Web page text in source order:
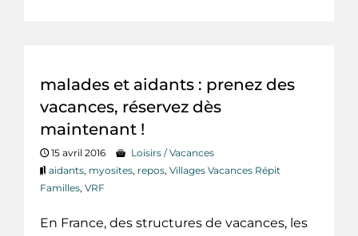
malades et aidants : prenez des
vacances, réservez dès
maintenant !
15 avril 2016
Loisirs / Vacances
aidants, myosites, repos, Villages Vacances Répit
Familles, VRF
En France, des structures de vacances, les